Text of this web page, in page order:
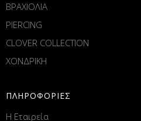
ΒΡΑΧΙΟΛΙΑ
PIERCING
CLOVER COLLECTION
ΧΟΝΔΡΙΚΗ
ΠΛΗΡΟΦΟΡΙΕΣ
Η Εταιρεία